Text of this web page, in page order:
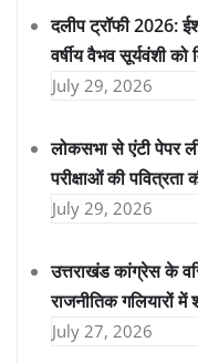
दलीप ट्रॉफी 2026:
वर्षीय वैभव सूर्यवंशी को
July 29, 2026
लोकसभा से एंटी पेपर
परीक्षाओं की पवित्रता
July 29, 2026
उत्तराखंड कांग्रेस के
राजनीतिक गलियारों
July 27, 2026